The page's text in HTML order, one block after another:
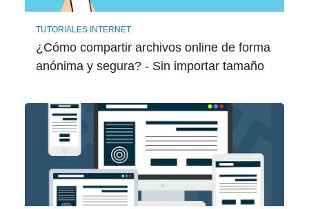
TUTORIALES INTERNET
¿Cómo compartir archivos online de forma
anónima y segura? - Sin importar tamaño